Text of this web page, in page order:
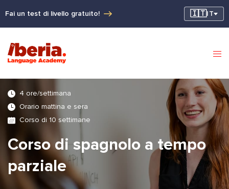
Fai un test di livello gratuito! 🇮🇹IT
4 ore/settimana
Orario mattina e sera
Corso di 10 settimane
Corso di spagnolo a tempo
parziale